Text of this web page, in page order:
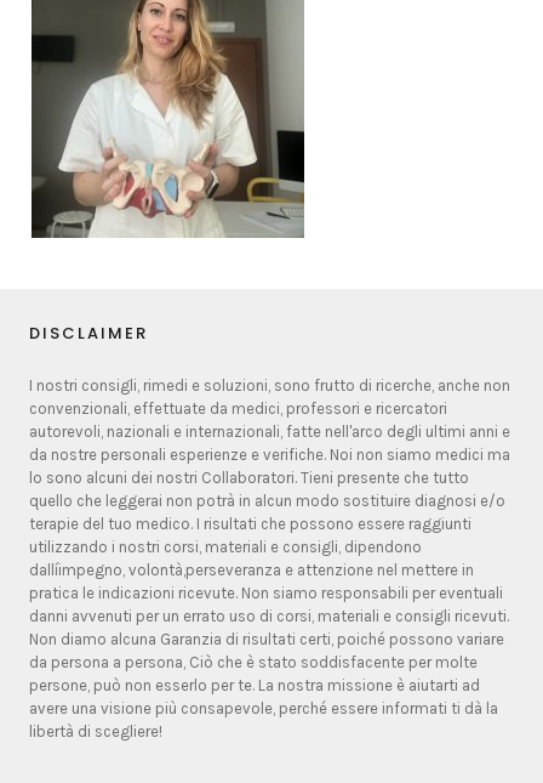
DISCLAIMER
I nostri consigli, rimedi e soluzioni, sono frutto di ricerche, anche non
convenzionali, effettuate da medici, professori e ricercatori
autorevoli, nazionali e internazionali, fatte nell'arco degli ultimi anni e
da nostre personali esperienze e verifiche. Noi non siamo medici ma
lo sono alcuni dei nostri Collaboratori. Tieni presente che tutto
quello che leggerai non potrà in alcun modo sostituire diagnosi e/o
terapie del tuo medico. I risultati che possono essere raggiunti
utilizzando i nostri corsi, materiali e consigli, dipendono
dallíimpegno, volontà,perseveranza e attenzione nel mettere in
pratica le indicazioni ricevute. Non siamo responsabili per eventuali
danni avvenuti per un errato uso di corsi, materiali e consigli ricevuti.
Non diamo alcuna Garanzia di risultati certi, poiché possono variare
da persona a persona, Ciò che è stato soddisfacente per molte
persone, può non esserlo per te. La nostra missione è aiutarti ad
avere una visione più consapevole, perché essere informati ti dà la
libertà di scegliere!